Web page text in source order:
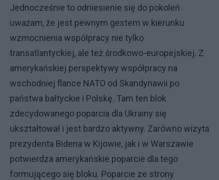
Jednocześnie to odniesienie się do pokoleń
uważam, że jest pewnym gestem w kierunku
wzmocnienia współpracy nie tylko
transatlantyckiej, ale też środkowo-europejskiej. Z
amerykańskiej perspektywy współpracy na
wschodniej flance NATO od Skandynawii po
państwa bałtyckie i Polskę. Tam ten blok
zdecydowanego poparcia dla Ukrainy się
ukształtował i jest bardzo aktywny. Zarówno wizyta
prezydenta Bidena w Kijowie, jak i w Warszawie
potwierdza amerykańskie poparcie dla tego
formującego się bloku. Poparcie ze strony